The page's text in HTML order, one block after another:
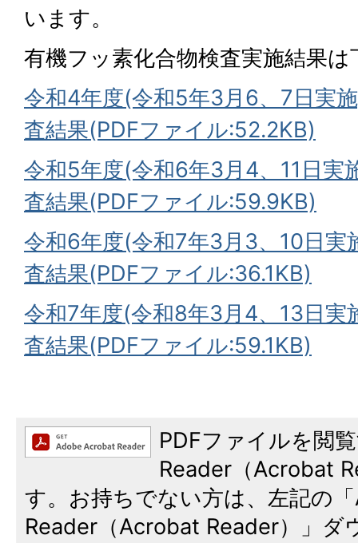
います。
有機フッ素化合物検査実施結果
令和4年度(令和5年3月6、7日実
査結果(PDFファイル:52.2KB)
令和5年度(令和6年3月4、11日実
査結果(PDFファイル:59.9KB)
令和6年度(令和7年3月3、10日実
査結果(PDFファイル:36.1KB)
令和7年度(令和8年3月4、13日実
査結果(PDFファイル:59.1KB)
PDFファイルを閲
Reader（Acrobat
す。お持ちでない方は、左記の
Reader（Acrobat Reader）」ダ